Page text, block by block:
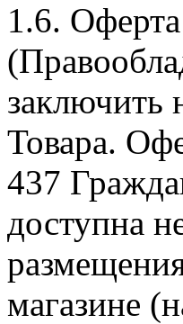
1.6.
заключить
Товара.
437
доступна
магазине